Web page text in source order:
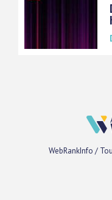
WebRankInfo /